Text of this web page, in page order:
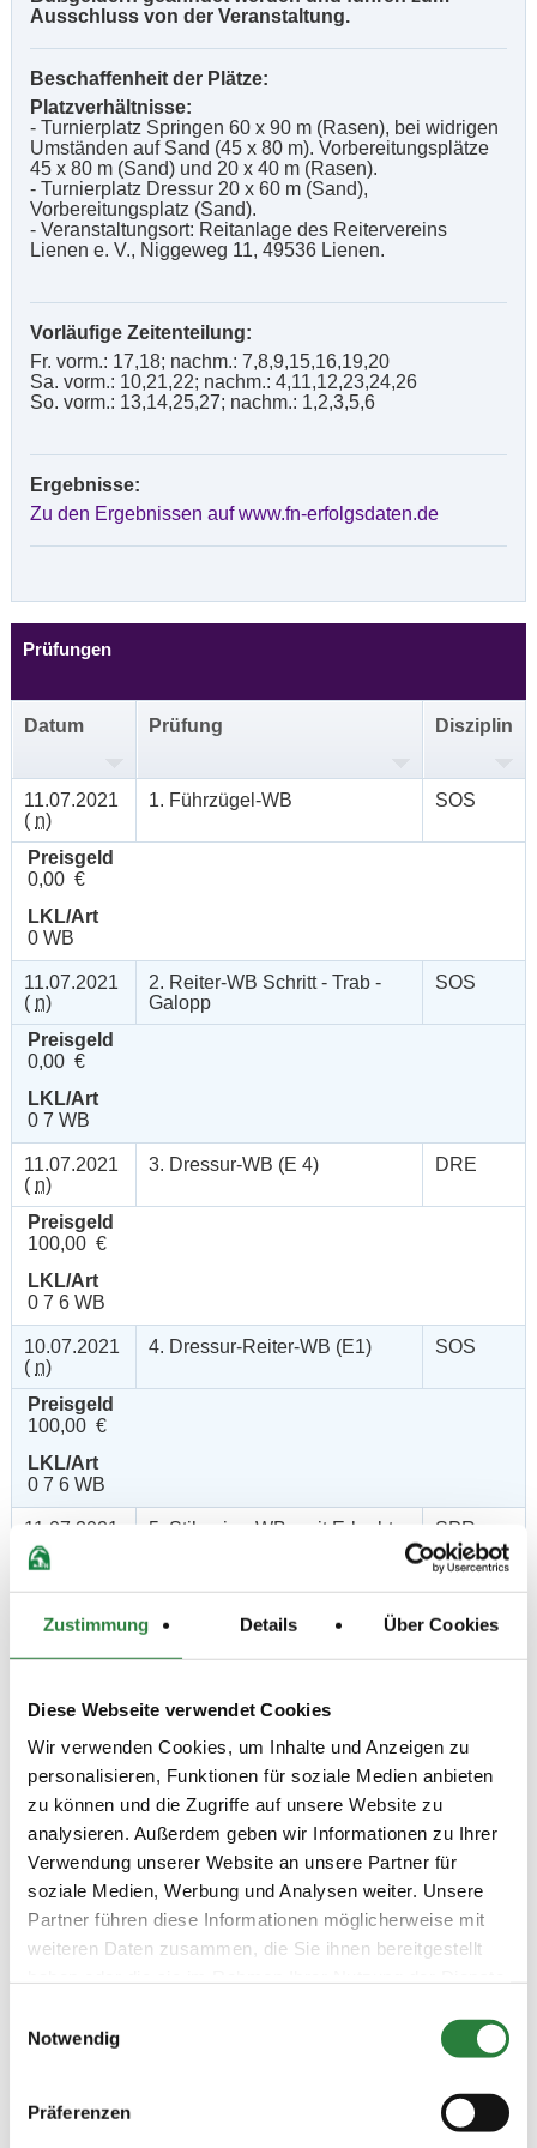
Zustimmung Details Über Cookies
Diese Webseite verwendet Cookies
Wir verwenden Cookies, um Inhalte und Anzeigen zu
personalisieren, Funktionen für soziale Medien anbieten
zu können und die Zugriffe auf unsere Website zu
analysieren. Außerdem geben wir Informationen zu Ihrer
Verwendung unserer Website an unsere Partner für
soziale Medien, Werbung und Analysen weiter. Unsere
Partner führen diese Informationen möglicherweise mit
weiteren Daten zusammen, die Sie ihnen bereitgestellt
Notwendig
Präferenzen
Ausschluss von der Veranstaltung.
Beschaffenheit der Plätze:
Platzverhältnisse:
- Turnierplatz Springen 60 x 90 m (Rasen), bei widrigen
Umständen auf Sand (45 x 80 m). Vorbereitungsplätze
45 x 80 m (Sand) und 20 x 40 m (Rasen).
- Turnierplatz Dressur 20 x 60 m (Sand),
Vorbereitungsplatz (Sand).
- Veranstaltungsort: Reitanlage des Reitervereins
Lienen e. V., Niggeweg 11, 49536 Lienen.
Vorläufige Zeitenteilung:
Fr. vorm.: 17,18; nachm.: 7,8,9,15,16,19,20
Sa. vorm.: 10,21,22; nachm.: 4,11,12,23,24,26
So. vorm.: 13,14,25,27; nachm.: 1,2,3,5,6
Ergebnisse:
Zu den Ergebnissen auf www.fn-erfolgsdaten.de
Prüfungen
Datum Prüfung Disziplin
11.07.2021
( n)
1. Führzügel-WB SOS
Preisgeld
0,00 €
LKL/Art
0 WB
11.07.2021
( n)
2. Reiter-WB Schritt - Trab -
Galopp
SOS
Preisgeld
0,00 €
LKL/Art
0 7 WB
11.07.2021
( n)
3. Dressur-WB (E 4) DRE
Preisgeld
100,00 €
LKL/Art
0 7 6 WB
10.07.2021
( n)
4. Dressur-Reiter-WB (E1) SOS
Preisgeld
100,00 €
LKL/Art
0 7 6 WB
11.07.2021
(n)
5. Stilspring-WB - mit Erlaubter
SPR
0 7 6 WB
11.07.2021
6. Springreiter-WB
Preisgeld
100,00 €
LKL/Art
0 7 6 WB
09.07.2021
(n)
7. Standard-Spring-WB SPR
Preisgeld
0 7 6 WB